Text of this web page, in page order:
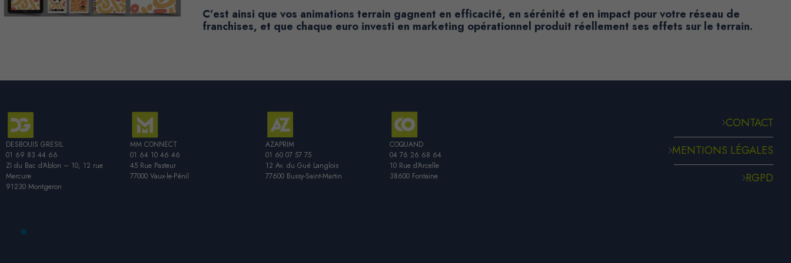
C’est ainsi que vos animations terrain gagnent en efficacité, en sérénité et en impact pour votre réseau de
franchises, et que chaque euro investi en marketing opérationnel produit réellement ses effets sur le terrain.
DESBOUIS GRESIL
01 69 83 44 66
ZI du Bac d’Ablon – 10, 12 rue
Mercure
91230 Montgeron
MM CONNECT
01 64 10 46 46
45 Rue Pasteur
77000 Vaux-le-Pénil
AZAPRIM
01 60 07 57 75
12 Av. du Gué Langlois
77600 Bussy-Saint-Martin
COQUAND
04 76 26 68 64
10 Rue d'Arcelle
38600 Fontaine
CONTACT
MENTIONS LÉGALES
RGPD